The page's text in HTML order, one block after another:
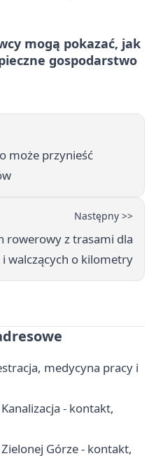
mogą pokazać, jak
gospodarstwo
może przynieść
Następny >>
rowerowy z trasami dla
walczących o kilometry
medycyna pracy i
- kontakt,
Górze - kontakt,